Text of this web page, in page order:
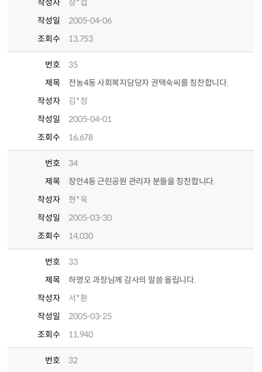
작성자
장*섭
작성일
2005-04-06
조회수
13,753
번호
35
제목
전농4동 사회복지담당자 권택숙씨를 칭찬합니다.
작성자
김*정
작성일
2005-04-01
조회수
16,678
번호
34
제목
장안4동 근린공원 관리자 분들을 칭찬합니다.
작성자
현*욱
작성일
2005-03-30
조회수
14,030
번호
33
제목
하영오 과장님께 감사의 말씀 올립니다.
작성자
서*환
작성일
2005-03-25
조회수
11,940
번호
32